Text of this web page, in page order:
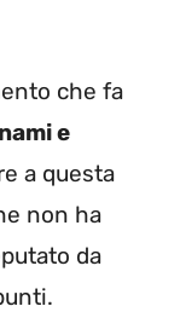
che fa
e
a questa
non ha
da